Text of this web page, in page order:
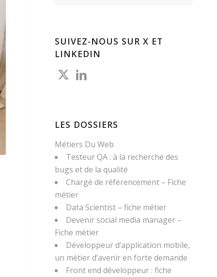
SUIVEZ-NOUS SUR X ET
LINKEDIN
LES DOSSIERS
Métiers Du Web
Testeur QA : à la recherche des
bugs et de la qualité
Chargé de référencement – Fiche
métier
Data Scientist – fiche métier
Devenir social media manager –
Fiche métier
Développeur d’application mobile,
un métier d’avenir en forte demande
Front end développeur : fiche